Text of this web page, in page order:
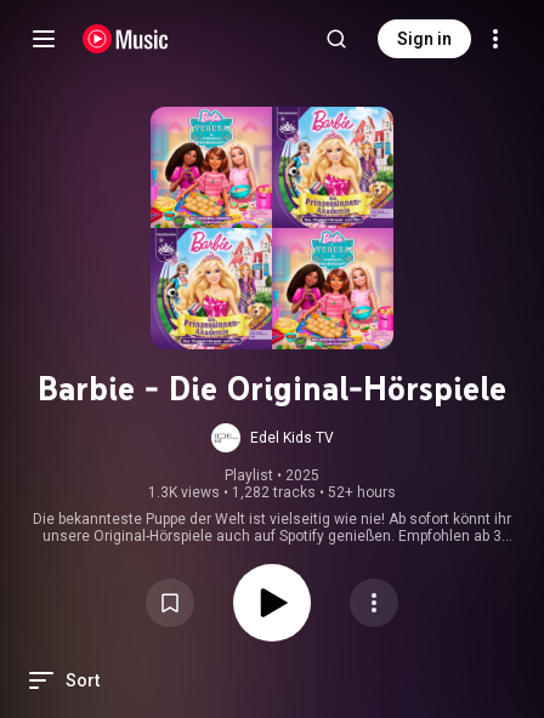
Sign in
Barbie - Die Original-Hörspiele
Edel Kids TV
Playlist • 2025
1.3K views • 1,282 tracks • 52+ hours
Die bekannteste Puppe der Welt ist vielseitig wie nie! Ab sofort könnt ihr
unsere Original-Hörspiele auch auf Spotify genießen. Empfohlen ab 3
Sort